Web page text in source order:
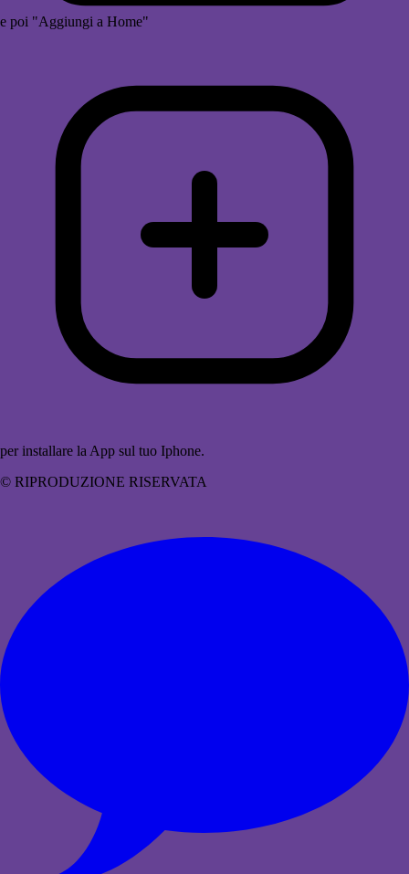
e poi "Aggiungi a Home"
per installare la App sul tuo Iphone.
© RIPRODUZIONE RISERVATA